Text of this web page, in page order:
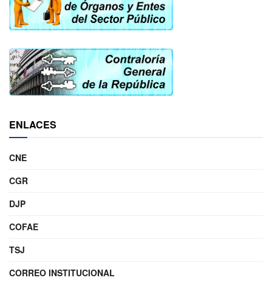
ENLACES
CNE
CGR
DJP
COFAE
TSJ
CORREO INSTITUCIONAL